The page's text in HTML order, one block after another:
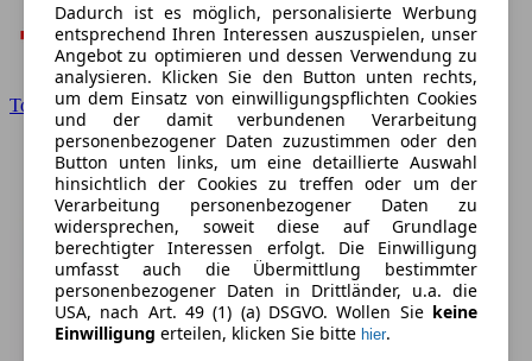
Toyota
Dadurch ist es möglich, personalisierte Werbung
entsprechend Ihren Interessen auszuspielen, unser
Angebot zu optimieren und dessen Verwendung zu
analysieren. Klicken Sie den Button unten rechts,
um dem Einsatz von einwilligungspflichten Cookies
und der damit verbundenen Verarbeitung
personenbezogener Daten zuzustimmen oder den
Button unten links, um eine detaillierte Auswahl
hinsichtlich der Cookies zu treffen oder um der
Verarbeitung personenbezogener Daten zu
widersprechen, soweit diese auf Grundlage
berechtigter Interessen erfolgt. Die Einwilligung
umfasst auch die Übermittlung bestimmter
personenbezogener Daten in Drittländer, u.a. die
USA, nach Art. 49 (1) (a) DSGVO. Wollen Sie keine
Einwilligung erteilen, klicken Sie bitte hier.